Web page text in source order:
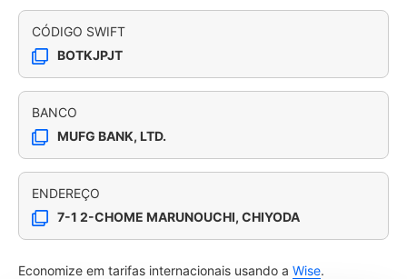
CÓDIGO SWIFT
BOTKJPJT
BANCO
MUFG BANK, LTD.
ENDEREÇO
7-1 2-CHOME MARUNOUCHI, CHIYODA
Economize em tarifas internacionais usando a Wise.